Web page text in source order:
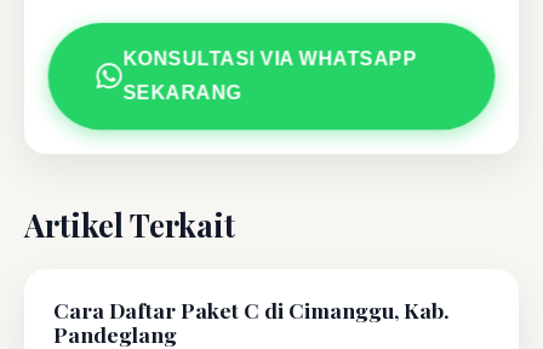
KONSULTASI VIA WHATSAPP
SEKARANG
Artikel Terkait
Cara Daftar Paket C di Cimanggu, Kab.
Pandeglang